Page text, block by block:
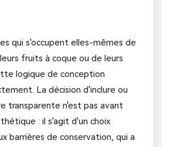
qui s'occupent elles-mêmes de
fruits à coque ou de leurs
logique de conception
La décision d'inclure ou
transparente n'est pas avant
: il s'agit d'un choix
barrières de conservation, qui a